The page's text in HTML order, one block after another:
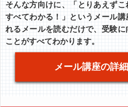
そんな方向けに、「とりあえず
すべてわかる！」というメール
れるメールを読むだけで、受験
ことがすべてわかります。
メール講座の詳